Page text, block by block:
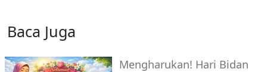
Baca Juga
Mengharukan! Hari Bidan